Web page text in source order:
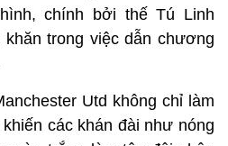
chính bởi thế Tú Linh
trong việc dẫn chương
Utd không chỉ làm
các khán đài như nóng